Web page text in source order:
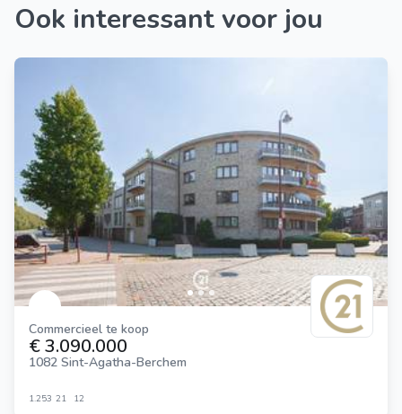
Ook interessant voor jou
Commercieel te koop
€ 3.090.000
1082 Sint-Agatha-Berchem
1.253 21 12